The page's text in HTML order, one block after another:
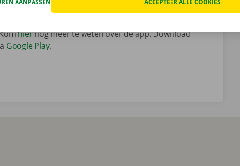
vertrekt aan de hand van jouw digitale sleutel die
handig is dat? Je autoverhuur was nog nooit zo
hiernog meer te weten over de app. Download
Google Play.
AANPASSEN ACCEPTEER ALLE COOKIES